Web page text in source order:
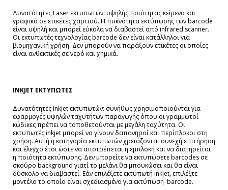
Δυνατότητες Laser εκτυπωτών: υψηλής ποιότητας κείμενο και
γραφικά σε ετικέτες χαρτιού. Η πυκνότητα εκτύπωσης των barcode
είναι υψηλή και μπορεί εύκολα να διαβαστεί από infrared scanner.
Οι εκτυπωτές τεχνολογίας barcode δεν είναι κατάλληλοι για
βιομηχανική χρήση. Δεν μπορούν να παράξουν ετικέτες οι οποίες
είναι ανθεκτικές σε νερό και χημικά.
INKJET ΕΚΤΥΠΩΤΕΣ
Δυνατότητες Inkjet εκτυπωτών: συνήθως χρησιμοποιούνται για
εφαρμογές υψηλών ταχυτήτων παραγωγής όπου οι γραμμωτοί
κώδικες πρέπει να τοποθετούνται με μεγάλη ταχύτητα. Οι
εκτυπωτές inkjet μπορεί να γίνουν δαπανηροί και περίπλοκοι στη
χρήση. Αυτή η κατηγορία εκτυπωτών χρειάζονται συνεχή επιτήρηση
και έλεγχο έτσι ώστε να αποτρέπεται η εμπλοκή και να διατηρείται
η ποιότητα εκτύπωσης. Δεν μπορείτε να εκτυπώσετε barcodes σε
σκούρο background γιατί το μελάνι θα μπουκώσει και θα είναι
δύσκολο να διαβαστεί. Εάν επιλέξετε εκτυπωτή inkjet, επιλέξτε
μοντέλο το οποίο είναι σχεδιασμένο για εκτύπωση barcode.